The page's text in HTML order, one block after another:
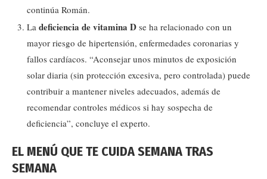
continúa Román.
La deficiencia de vitamina D se ha relacionado con un
mayor riesgo de hipertensión, enfermedades coronarias y
fallos cardíacos. “Aconsejar unos minutos de exposición
solar diaria (sin protección excesiva, pero controlada) puede
contribuir a mantener niveles adecuados, además de
recomendar controles médicos si hay sospecha de
deficiencia”, concluye el experto.
EL MENÚ QUE TE CUIDA SEMANA TRAS
SEMANA